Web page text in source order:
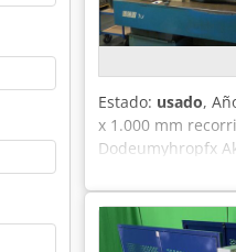
Estado: usado,
x 1.000 mm
Dodeumyhropfx